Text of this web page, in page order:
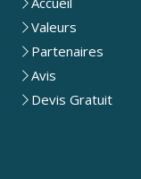
Valeurs
Partenaires
Avis
Devis Gratuit